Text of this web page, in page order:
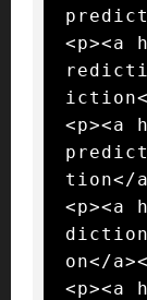
<p><a
<p><a
tion</
<p><a
on</
<p><a